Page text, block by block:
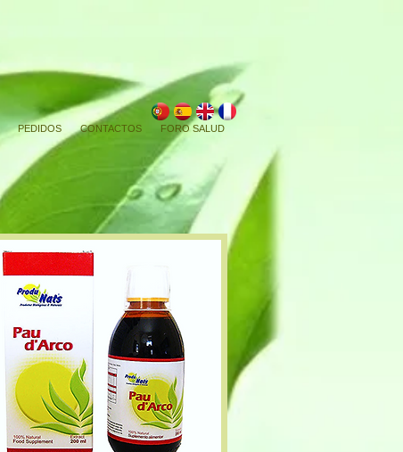
PEDIDOS CONTACTOS FORO SALUD